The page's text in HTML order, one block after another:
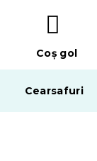
COŞ
DE
Coş gol
Cearsafuri